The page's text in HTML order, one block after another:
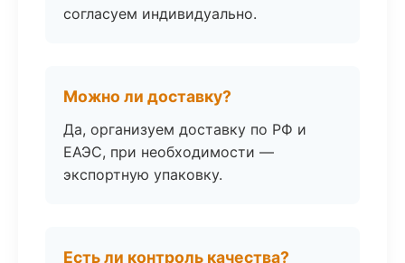
согласуем индивидуально.
Можно ли доставку?
Да, организуем доставку по РФ и
ЕАЭС, при необходимости —
экспортную упаковку.
Есть ли контроль качества?